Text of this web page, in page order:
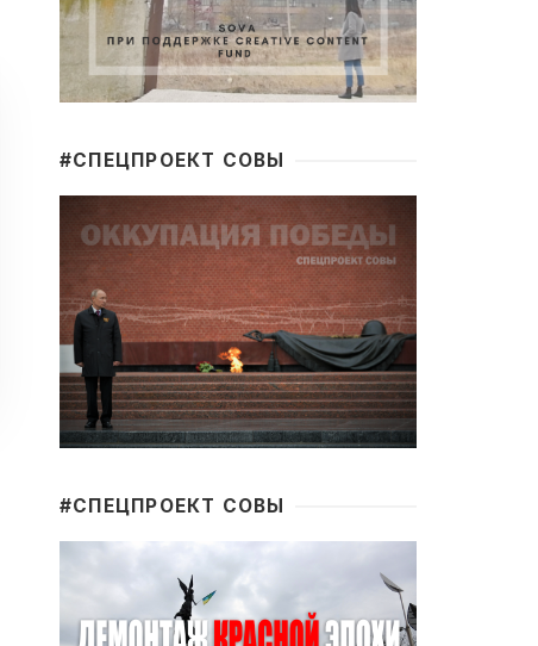
#CПЕЦПРОЕКТ СОВЫ
#CПЕЦПРОЕКТ СОВЫ